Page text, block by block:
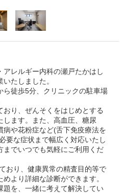
レルギー内科の瀬戸たかはし
たしました。
ら徒歩5分、クリニックの駐車場
り、ぜんそくをはじめとする
ます。また、高血圧、糖尿
や花粉症など(舌下免疫療法を
要な症状まで幅広く対応いたし
までいつでも気軽にご利用くだ
おり、健康異常の精査目的等で
より詳細な診断ができます。
題を、一緒に考えて解決してい